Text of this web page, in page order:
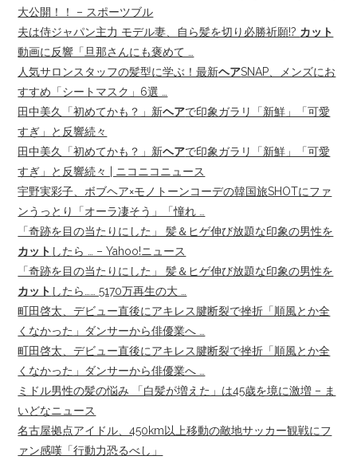
大公開！！ – スポーツブル
夫は侍ジャパン主力 モデル妻、自ら髪を切り必勝祈願!? カット
動画に反響「旦那さんにも褒めて …
人気サロンスタッフの髪型に学ぶ！最新ヘアSNAP、メンズにお
すすめ「シートマスク」6選 …
田中美久「初めてかも？」新ヘアで印象ガラリ「新鮮」「可愛
すぎ」と反響続々
田中美久「初めてかも？」新ヘアで印象ガラリ「新鮮」「可愛
すぎ」と反響続々 | ニコニコニュース
宇野実彩子、ボブヘア×モノトーンコーデの韓国旅SHOTにファ
ンうっとり「オーラ凄そう」「憧れ …
「奇跡を目の当たりにした」 髪＆ヒゲ伸び放題な印象の男性を
カット したら … – Yahoo!ニュース
「奇跡を目の当たりにした」 髪＆ヒゲ伸び放題な印象の男性を
カット したら…… 5170万再生の大 …
町田啓太、デビュー直後にアキレス腱断裂で挫折「順風とか全
くなかった」ダンサーから俳優業へ …
町田啓太、デビュー直後にアキレス腱断裂で挫折「順風とか全
くなかった」ダンサーから俳優業へ …
ミドル男性の髪の悩み 「白髪が増えた」は45歳を境に激増 – ま
いどなニュース
名古屋拠点アイドル、450km以上移動の敵地サッカー観戦にフ
ァン感嘆「行動力恐るべし」